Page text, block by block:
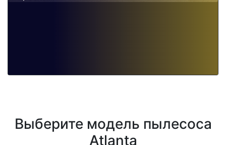
Выберите модель пылесоса
Atlanta